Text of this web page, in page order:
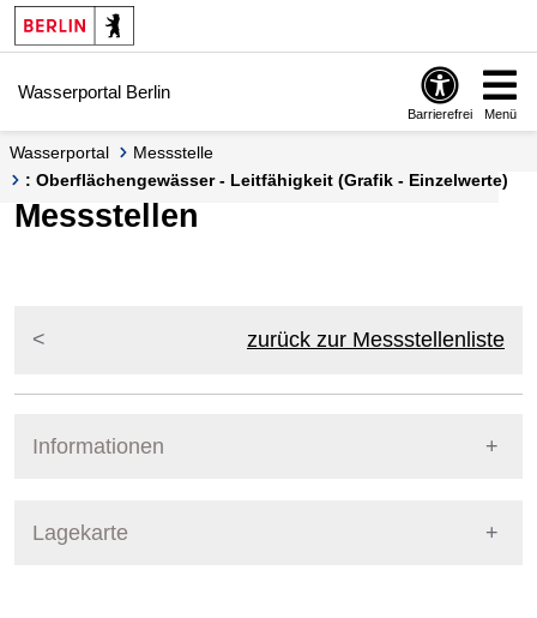
Springe zur Navigation
Springe zum Inhalt
Wasserportal Berlin
Barrierefrei Menü
Wasserportal
Messstelle
: Oberflächengewässer - Leitfähigkeit (Grafik - Einzelwerte)
Messstellen
zurück zur Messstellenliste
Informationen
Lagekarte